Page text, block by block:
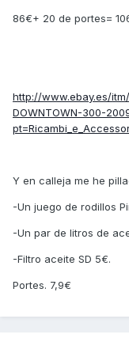
86€+ 20 de portes=
http://www.ebay.es/itm/
DOWNTOWN-300-
Y en calleja me he
-Un juego de rodillos
-Un par de litros de
-Filtro aceite SD 5€.
Portes. 7,9€